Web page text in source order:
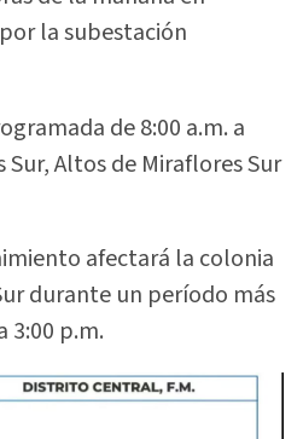
la subestación
de 8:00 a.m. a
Sur, Altos de Miraflores Sur
afectará la colonia
durante un período más
3:00 p.m.